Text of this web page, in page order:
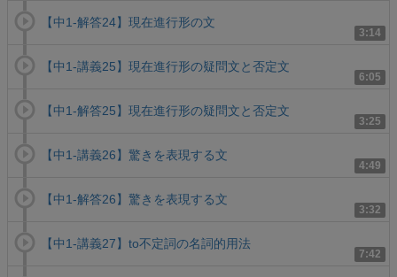
3:14
【中1-解答24】現在進行形の文
6:05
【中1-講義25】現在進行形の疑問文と否定文
3:25
【中1-解答25】現在進行形の疑問文と否定文
4:49
【中1-講義26】驚きを表現する文
3:32
【中1-解答26】驚きを表現する文
7:42
【中1-講義27】to不定詞の名詞的用法